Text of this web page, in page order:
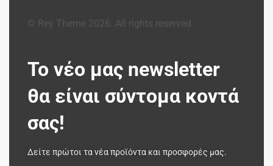
© Rey Theme 2026. All rights reserved.
Το νέο μας newsletter
θα είναι σύντομα κοντά
σας!
Δείτε πρώτοι τα νέα προϊόντα και προσφορές μας.